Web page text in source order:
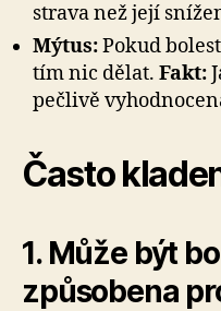
strava než její
Mýtus:Pokud
tím nic dělat. Fakt:
pečlivě
Často
1. Může být
způsobena